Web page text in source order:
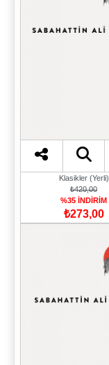
Klasikler (Yerli)
₺420,00
%35 İNDİRİM
₺273,00